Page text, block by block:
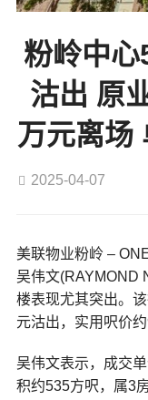
粉岭中
沽出 原
万元离场
2025-04-07
美联物业粉岭 –
吴伟文(RAYMOND
楼表现尤其突出。
元沽出，实用呎价约
吴伟文表示，成交
积约535方呎，属3